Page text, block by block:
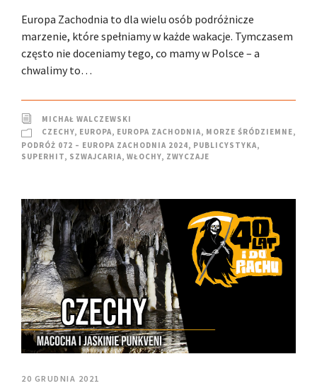
Europa Zachodnia to dla wielu osób podróżnicze
marzenie, które spełniamy w każde wakacje. Tymczasem
często nie doceniamy tego, co mamy w Polsce – a
chwalimy to…
MICHAŁ WALCZEWSKI
CZECHY, EUROPA, EUROPA ZACHODNIA, MORZE ŚRÓDZIEMNE,
PODRÓŻ 072 – EUROPA ZACHODNIA 2024, PUBLICYSTYKA,
SUPERHIT, SZWAJCARIA, WŁOCHY, ZWYCZAJE
20 GRUDNIA 2021